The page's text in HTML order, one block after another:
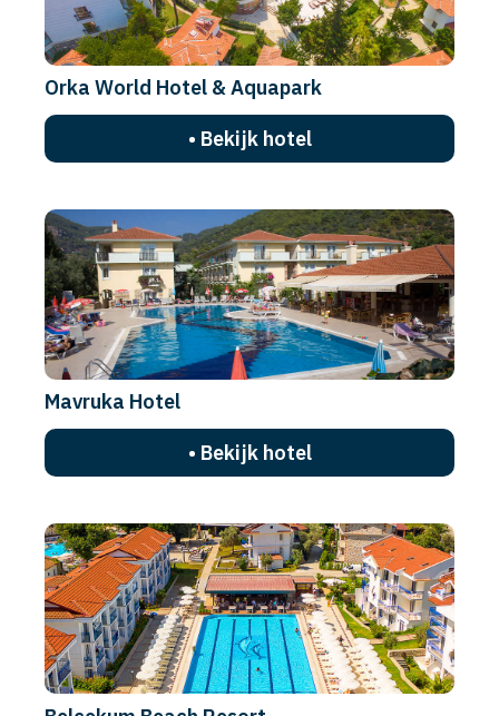
Orka World Hotel & Aquapark
• Bekijk hotel
Mavruka Hotel
• Bekijk hotel